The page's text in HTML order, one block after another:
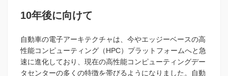
10年後に向けて
自動車の電子アーキテクチャは、今やエッジーベースの高
性能コンピューティング（HPC）プラットフォームへと急
速に進化しており、現在の高性能コンピューティングデー
タセンターの多くの特徴を帯びるようになりました。自動